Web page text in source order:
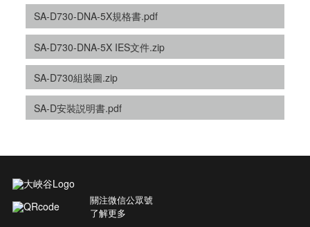
SA-D730-DNA-5X規格書.pdf
SA-D730-DNA-5X IES文件.zip
SA-D730組裝圖.zip
SA-D安裝説明書.pdf
關注微信公眾號
了解更多